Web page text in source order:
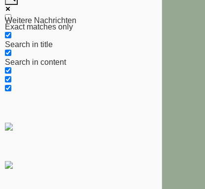
Weitere Nachrichten
Exact matches only
Search in title
Search in content